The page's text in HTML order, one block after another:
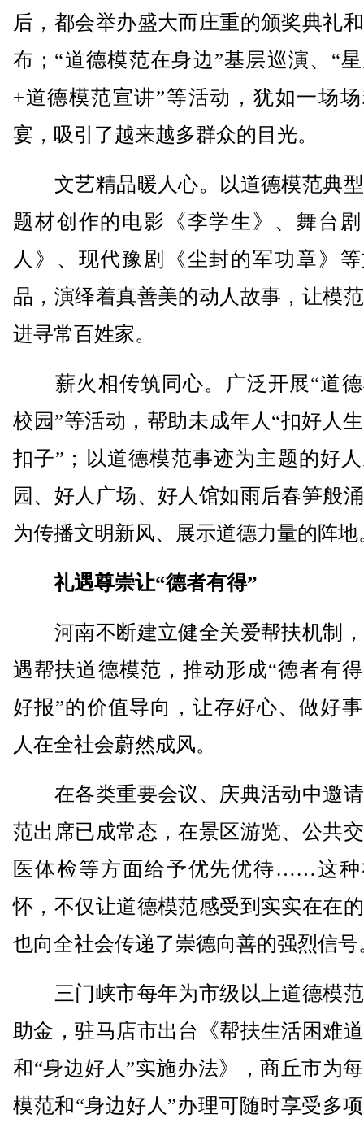
后，都会举办盛大而庄重的颁奖典礼
布；“道德模范在身边”基层巡演、“
+道德模范宣讲”等活动，犹如一场
宴，吸引了越来越多群众的目光。
文艺精品暖人心。以道德模范典
题材创作的电影《李学生》、舞台
人》、现代豫剧《尘封的军功章》
品，演绎着真善美的动人故事，让模
进寻常百姓家。
薪火相传筑同心。广泛开展“道德
校园”等活动，帮助未成年人“扣好人
扣子”；以道德模范事迹为主题的好
园、好人广场、好人馆如雨后春笋般
为传播文明新风、展示道德力量的阵地
礼遇尊崇让“德者有得”
河南不断建立健全关爱帮扶机制
遇帮扶道德模范，推动形成“德者有
好报”的价值导向，让存好心、做好
人在全社会蔚然成风。
在各类重要会议、庆典活动中邀
范出席已成常态，在景区游览、公共
医体检等方面给予优先优待……这种
怀，不仅让道德模范感受到实实在在
也向全社会传递了崇德向善的强烈信号
三门峡市每年为市级以上道德模
助金，驻马店市出台《帮扶生活困难
和“身边好人”实施办法》，商丘市为
模范和“身边好人”办理可随时享受多